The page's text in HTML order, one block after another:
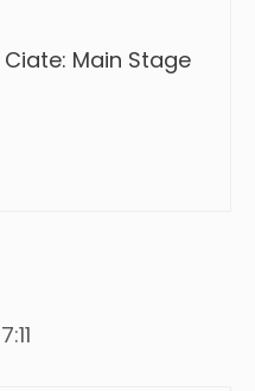
Main Stage